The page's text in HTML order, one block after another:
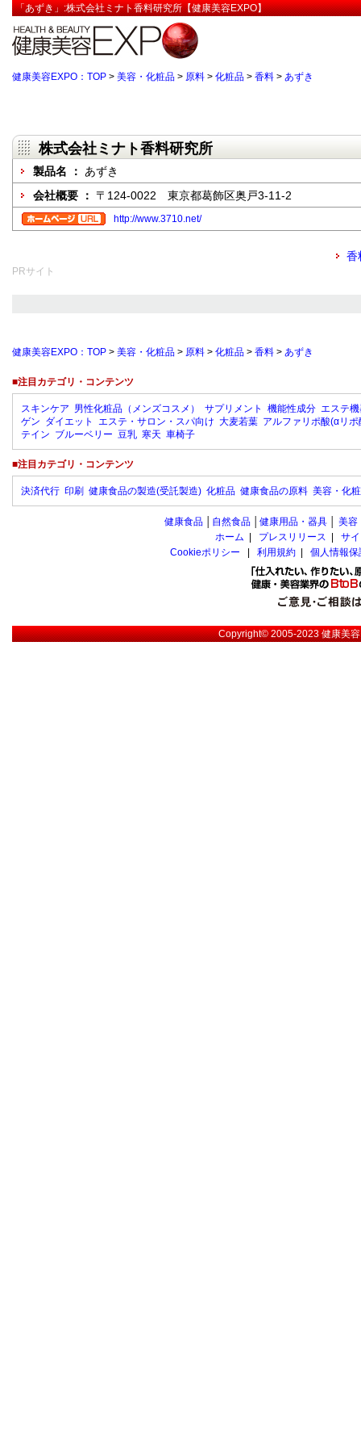
「あずき」:株式会社ミナト香料研究所【健康美容EXPO】
健康美容EXPO：TOP > 美容・化粧品 > 原料 > 化粧品 > 香料 > あずき
株式会社ミナト香料研究所
製品名 ： あずき
会社概要 ： 〒124-0022 東京都葛飾区奥戸3-11-2
http://www.3710.net/
香
PRサイト
健康美容EXPO：TOP > 美容・化粧品 > 原料 > 化粧品 > 香料 > あずき
■注目カテゴリ・コンテンツ
スキンケア 男性化粧品（メンズコスメ） サプリメント 機能性成分 エステ
ゲン ダイエット エステ・サロン・スパ向け 大麦若葉 アルファリポ酸(αリポ
テイン ブルーベリー 豆乳 寒天 車椅子
■注目カテゴリ・コンテンツ
決済代行 印刷 健康食品の製造(受託製造) 化粧品 健康食品の原料 美容・化
健康食品 自然食品 健康用品・器具 美容
ホーム
プレスリリース
サ
Cookieポリシー
利用規約 個人情報
Copyright© 2005-2023健康美